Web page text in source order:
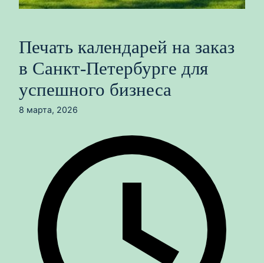
Печать календарей на заказ
в Санкт-Петербурге для
успешного бизнеса
8 марта, 2026